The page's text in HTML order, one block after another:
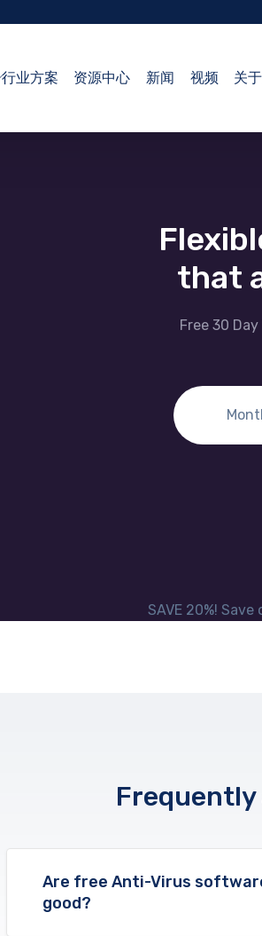
行业方案 资源中心 新闻 视频 关
that
Free 30
SAVE 20%!
Frequently
Are free Anti-Virus
good?